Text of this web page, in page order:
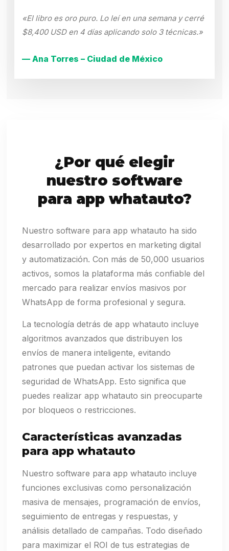
«El libro es oro puro. Lo leí en una semana y cerré
$8,400 USD en 4 días aplicando solo 3 técnicas.»
— Ana Torres – Ciudad de México
¿Por qué elegir
nuestro software
para app whatauto?
Nuestro software para app whatauto ha sido
desarrollado por expertos en marketing digital
y automatización. Con más de 50,000 usuarios
activos, somos la plataforma más confiable del
mercado para realizar envíos masivos por
WhatsApp de forma profesional y segura.
La tecnología detrás de app whatauto incluye
algoritmos avanzados que distribuyen los
envíos de manera inteligente, evitando
patrones que puedan activar los sistemas de
seguridad de WhatsApp. Esto significa que
puedes realizar app whatauto sin preocuparte
por bloqueos o restricciones.
Características avanzadas
para app whatauto
Nuestro software para app whatauto incluye
funciones exclusivas como personalización
masiva de mensajes, programación de envíos,
seguimiento de entregas y respuestas, y
análisis detallado de campañas. Todo diseñado
para maximizar el ROI de tus estrategias de